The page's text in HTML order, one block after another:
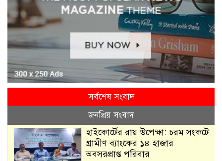
সর্বশেষ সংবাদ
জনপ্রিয় সংবাদ
হাইকোর্টের রায় উপেক্ষা: চরম সংকটে
গ্রামীণ ব্যাংকের ১৪ হাজার
অবসরপ্রাপ্ত পরিবার